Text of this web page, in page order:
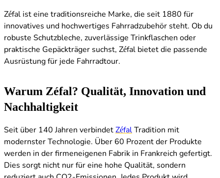
Zéfal ist eine traditionsreiche Marke, die seit 1880 für
innovatives und hochwertiges Fahrradzubehör steht. Ob du
robuste Schutzbleche, zuverlässige Trinkflaschen oder
praktische Gepäckträger suchst, Zéfal bietet die passende
Ausrüstung für jede Fahrradtour.
Warum Zéfal? Qualität, Innovation und
Nachhaltigkeit
Seit über 140 Jahren verbindet Zéfal Tradition mit
modernster Technologie. Über 60 Prozent der Produkte
werden in der firmeneigenen Fabrik in Frankreich gefertigt.
Dies sorgt nicht nur für eine hohe Qualität, sondern